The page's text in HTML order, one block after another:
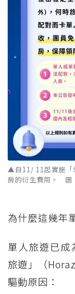
▲自11/ 11起實施「
房的衍生費用。 圖
為什麼這幾年
單人旅遊已成
旅遊」（
驅動原因：